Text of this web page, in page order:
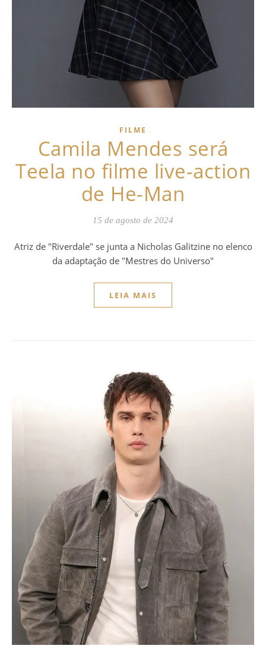
FILME
Camila Mendes será
Teela no filme live-action
de He-Man
15 de agosto de 2024
Atriz de "Riverdale" se junta a Nicholas Galitzine no elenco
da adaptação de "Mestres do Universo"
LEIA MAIS